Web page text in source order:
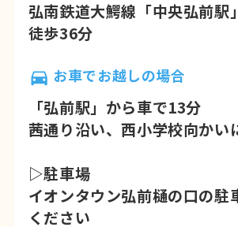
弘南鉄道大鰐線「中央弘前駅
徒歩36分
お車でお越しの場合
「弘前駅」から車で13分
茜通り沿い、西小学校向かい
▷駐車場
イオンタウン弘前樋の口の駐
ください